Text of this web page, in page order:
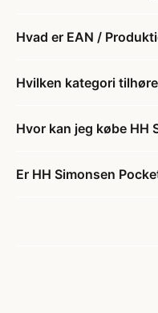
Hvad er EAN /
Hvilken kategori
Hvor kan jeg købe HH
Er HH Simonsen